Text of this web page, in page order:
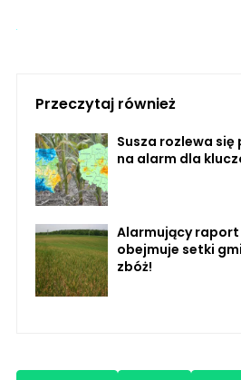
Przeczytaj również
Susza rozlewa się
na alarm dla
Alarmujący raport
obejmuje setki
zbóż!